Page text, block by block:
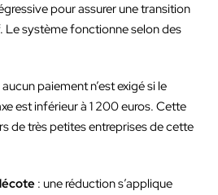
pour assurer une transition
Le système fonctionne selon des
aucun paiement n’est exigé si le
est inférieur à 1 200 euros. Cette
de très petites entreprises de cette
: une réduction s’applique